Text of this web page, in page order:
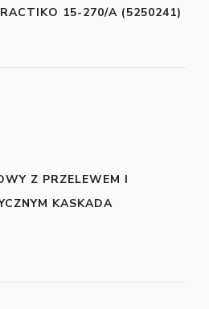
15-270/A (5250241)
Z PRZELEWEM I
KASKADA